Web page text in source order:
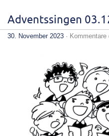
Adventssingen
30. November 2023 ·